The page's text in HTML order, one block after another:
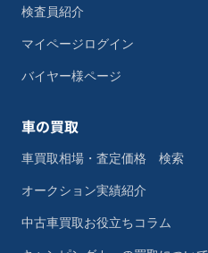
検査員紹介
マイページログイン
バイヤー様ページ
車の買取
車買取相場・査定価格 検索
オークション実績紹介
中古車買取お役立ちコラム